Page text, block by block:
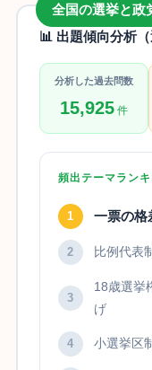
全国の選挙と政
📊 出題傾向分析（
分析した過去問数
15,925件
頻出テーマラン
1 一票の格
2 比例代表
3
18歳選挙
げ
4 小選挙区